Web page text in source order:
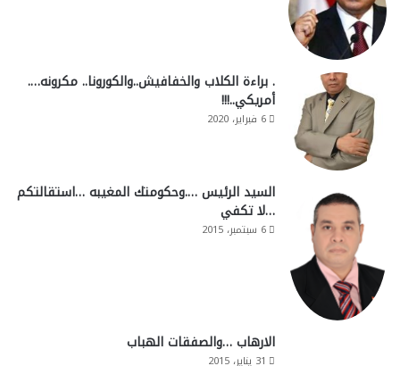
. براءة الكلاب والخفافيش..والكورونا.. مكرونه….
أمريكي..!!!
6 فبراير، 2020
السيد الرئيس ….وحكومتك المغيبه …استقالتكم
…لا تكفي
6 سبتمبر، 2015
الارهاب …والصفقات الهباب
31 يناير، 2015